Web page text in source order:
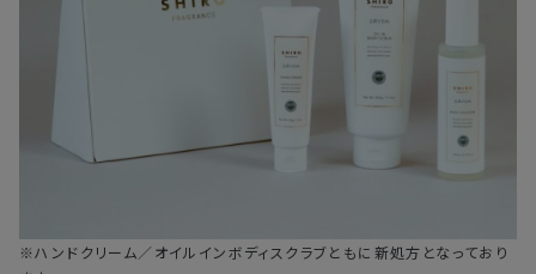
※ハンドクリーム／オイルインボディスクラブともに新処方となっており